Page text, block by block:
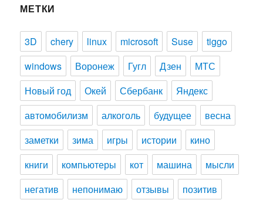
МЕТКИ
3D chery linux microsoft Suse
tiggo
windows
Воронеж Гугл Дзен
МТС
Новый год
Окей Сбербанк
Яндекс
автомобилизм
алкоголь будущее
весна
заметки
зима игры истории
кино
книги
компьютеры кот машина
мысли
негатив
непонимаю отзывы
позитив